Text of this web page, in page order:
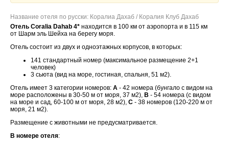
Название отеля по русски: Коралиа Дахаб / Коралия Клуб Дахаб
Отель Coralia Dahab 4* находится в 100 км от аэропорта и в 115 км
от Шарм эль Шейха на берегу моря.
Отель состоит из двух и одноэтажных корпусов, в которых:
141 стандартный номер (максимальное размещение 2+1
человек)
3 сьюта (вид на море, гостиная, спальня, 51 м2).
Отель имеет 3 категории номеров: А - 42 номера (бунгало с видом на
море расположены в 30-50 м от моря, 37 м2), В - 54 номера (с видом
на море и сад, 60-100 м от моря, 28 м2), С - 38 номеров (120-220 м от
моря, 21 м2).
Размещение с животными не предусматривается.
В номере отеля: